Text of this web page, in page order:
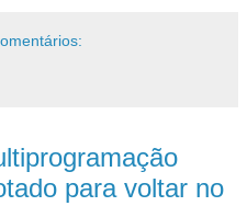
para voltar no